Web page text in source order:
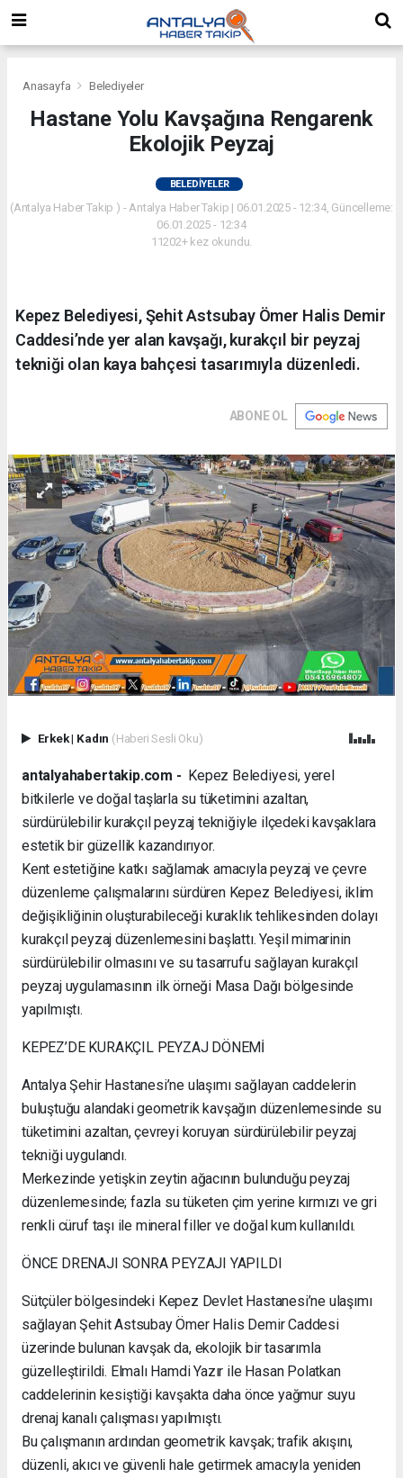
Anasayfa Belediyeler
Hastane Yolu Kavşağına Rengarenk
Ekolojik Peyzaj
BELEDIYELER
(Antalya Haber Takip ) - Antalya Haber Takip | 06.01.2025 - 12:34, Güncelleme:
06.01.2025 - 12:34
11202+ kez okundu.
Kepez Belediyesi, Şehit Astsubay Ömer Halis Demir
Caddesi’nde yer alan kavşağı, kurakçıl bir peyzaj
tekniği olan kaya bahçesi tasarımıyla düzenledi.
ABONE OL
Erkek| Kadın (Haberi Sesli Oku)
antalyahabertakip.com - Kepez Belediyesi, yerel
bitkilerle ve doğal taşlarla su tüketimini azaltan,
sürdürülebilir kurakçıl peyzaj tekniğiyle ilçedeki kavşaklara
estetik bir güzellik kazandırıyor.
Kent estetiğine katkı sağlamak amacıyla peyzaj ve çevre
düzenleme çalışmalarını sürdüren Kepez Belediyesi, iklim
değişikliğinin oluşturabileceği kuraklık tehlikesinden dolayı
kurakçıl peyzaj düzenlemesini başlattı. Yeşil mimarinin
sürdürülebilir olmasını ve su tasarrufu sağlayan kurakçıl
peyzaj uygulamasının ilk örneği Masa Dağı bölgesinde
yapılmıştı.
KEPEZ’DE KURAKÇIL PEYZAJ DÖNEMİ
Antalya Şehir Hastanesi’ne ulaşımı sağlayan caddelerin
buluştuğu alandaki geometrik kavşağın düzenlemesinde su
tüketimini azaltan, çevreyi koruyan sürdürülebilir peyzaj
tekniği uygulandı.
Merkezinde yetişkin zeytin ağacının bulunduğu peyzaj
düzenlemesinde; fazla su tüketen çim yerine kırmızı ve gri
renkli cüruf taşı ile mineral filler ve doğal kum kullanıldı.
ÖNCE DRENAJI SONRA PEYZAJI YAPILDI
Sütçüler bölgesindeki Kepez Devlet Hastanesi’ne ulaşımı
sağlayan Şehit Astsubay Ömer Halis Demir Caddesi
üzerinde bulunan kavşak da, ekolojik bir tasarımla
güzelleştirildi. Elmalı Hamdi Yazır ile Hasan Polatkan
caddelerinin kesiştiği kavşakta daha önce yağmur suyu
drenaj kanalı çalışması yapılmıştı.
Bu çalışmanın ardından geometrik kavşak; trafik akışını,
düzenli, akıcı ve güvenli hale getirmek amacıyla yeniden